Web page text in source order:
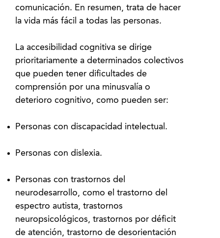
comunicación. En resumen, trata de hacer
la vida más fácil a todas las personas.
La accesibilidad cognitiva se dirige
prioritariamente a determinados colectivos
que pueden tener dificultades de
comprensión por una minusvalía o
Personas con discapacidad intelectual.
Personas con dislexia.
Personas con trastornos del
neurodesarrollo, como el trastorno del
espectro autista, trastornos
neuropsicológicos, trastornos por déficit
de atención, trastorno de desorientación